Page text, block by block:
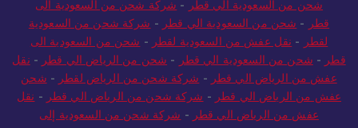
شحن من السعودية الي قطر-شركة شحن من السعودية الى
قطر-شحن من السعودية الي قطر-شركة شحن من السعودية
لقطر-نقل عفش من السعودية لقطر-شحن من السعودية الى
قطر-شحن من السعودية الي قطر- شحن من الرياض الي قطر-نقل
عفش من الرياض الي قطر-شركة شحن من الرياض لقطر-شحن
عفش من الرياض الي قطر-شركة شحن من الرياض الي قطر-نقل
عفش من الرياض الي قطر-شركة شحن من السعودية إلى